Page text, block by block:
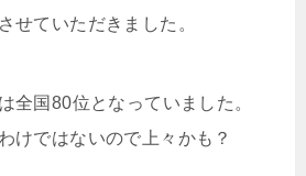
せていただきました。
全国80位となっていました。
けではないので上々かも？